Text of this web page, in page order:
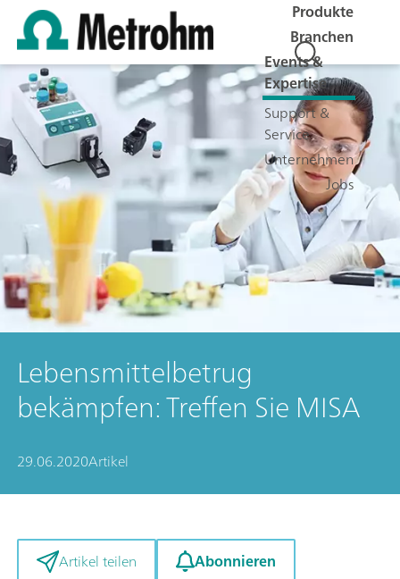
Produkte
Branchen
Events &
Expertise
Support &
Service
Unternehmen
Jobs
Lebensmittelbetrug
bekämpfen: Treffen Sie MISA
29.06.2020Artikel
Artikel teilen Abonnieren